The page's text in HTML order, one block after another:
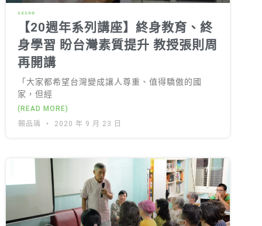
投書及專欄
【20週年系列講座】終身教育、終
身學習 盼台灣素質提升 教授張則周
再開講
「大家都希望台灣變成讓人尊重、值得驕傲的國
家，但經
(READ MORE)
賴品瑀
2020 年 9 月 23 日